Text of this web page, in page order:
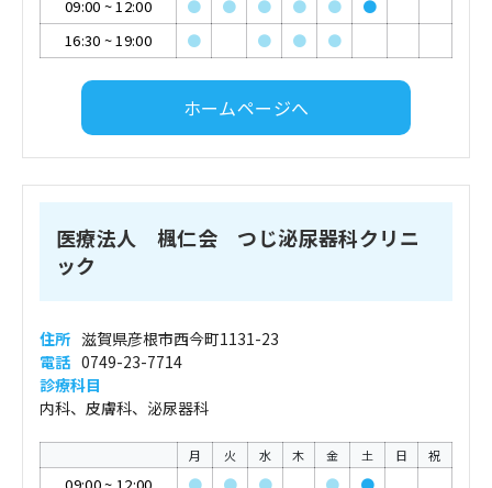
09:00 ~12:00 ● ● ● ● ●
●
16:30 ~19:00 ● ● ● ●
ホームページへ
医療法人 楓仁会 つじ泌尿器科クリニ
ック
住所 滋賀県彦根市西今町1131-23
電話 0749-23-7714
診療科目
内科、皮膚科、泌尿器科
月 火 水 木 金 土 日 祝